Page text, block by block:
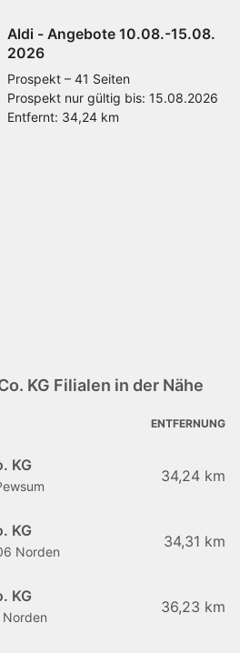
Aldi - Angebote 10.08.-15.08.
2026
Prospekt – 41 Seiten
Prospekt nur gültig bis: 15.08.2026
Entfernt: 34,24 km
KG Filialen in der Nähe
ENTFERNUNG
KG
34,24 km
KG
Norden
34,31 km
KG
36,23 km